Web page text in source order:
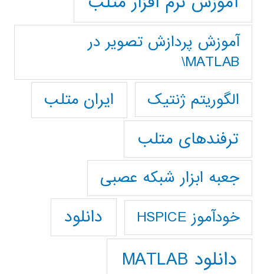
آموزش پردازش تصوير در
MATLAB\
الگوریتم ژنتیک
ایران متلب
ترفندهای متلب
جعبه ابزار شبکه عصبی
خودآموز HSPICE دانلود
دانلود MATLAB